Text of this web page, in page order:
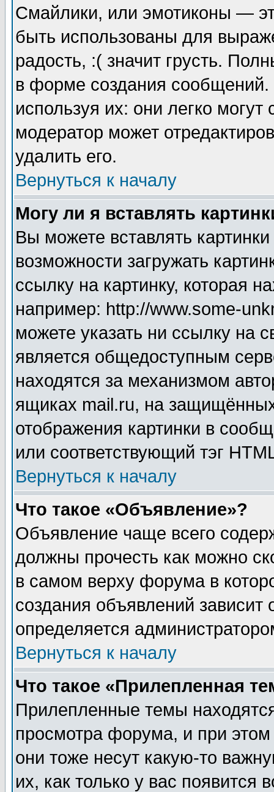
Смайлики, или эмотиконы —
быть использованы для
радость, :( значит грусть.
в форме создания сообщений.
используя их: они легко
модератор может
удалить его.
Вернуться к началу
Могу ли я вставлять
Вы можете вставлять
возможности загружать
ссылку на картинку, которая
например: http://www.some-
можете указать ни ссылку на
является общедоступным
находятся за механизмом
ящиках mail.ru, на
отображения картинки в
или соответствующий тэг
Вернуться к началу
Что такое «Объявление»?
Объявление чаще всего
должны прочесть как можно
в самом верху форума в
создания объявлений зависит
определяется
Вернуться к началу
Что такое «Прилепленная
Прилепленные темы
просмотра форума, и при
они тоже несут какую-то
их, как только у вас появится